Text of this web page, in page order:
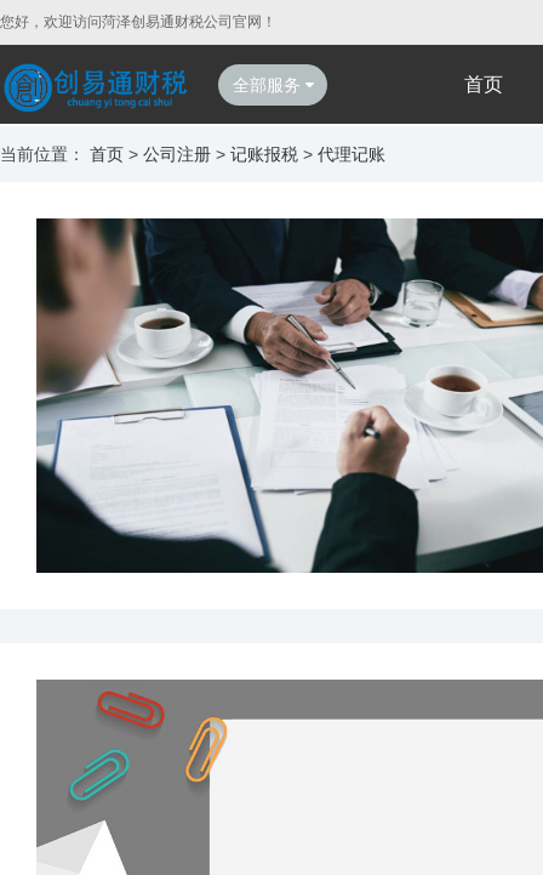
您好，欢迎访问菏泽创易通财税公司官网！
全部服务 首页
当前位置： 首页 > 公司注册 > 记账报税 > 代理记账